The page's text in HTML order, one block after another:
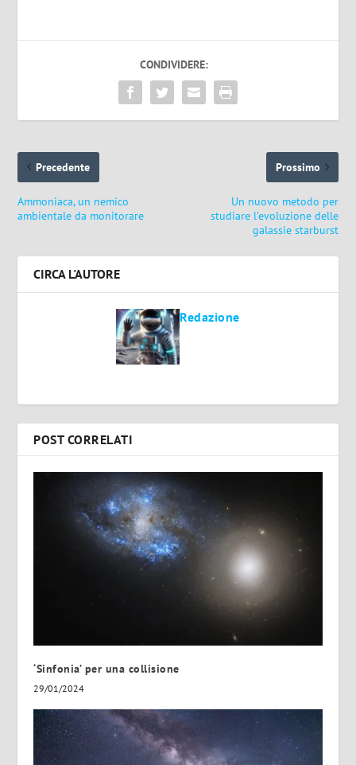
CONDIVIDERE:
Precedente
Ammoniaca, un nemico
ambientale da monitorare
Prossimo
Un nuovo metodo per
studiare l’evoluzione delle
galassie starburst
CIRCA L'AUTORE
Redazione
POST CORRELATI
‘Sinfonia’ per una collisione
29/01/2024